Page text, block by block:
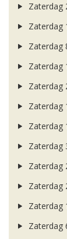
Zaterdag
Zaterdag
Zaterdag
Zaterdag
Zaterdag
Zaterdag
Zaterdag
Zaterdag
Zaterdag
Zaterdag
Zaterdag
Zaterdag